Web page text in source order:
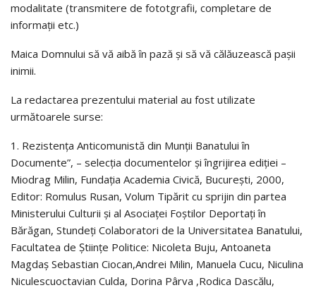
modalitate (transmitere de fototgrafii, completare de
informații etc.)
Maica Domnului să vă aibă în pază și să vă călăuzească pașii
inimii.
La redactarea prezentului material au fost utilizate
următoarele surse:
1. Rezistența Anticomunistă din Munții Banatului în
Documente”, – selecția documentelor și îngrijirea ediției –
Miodrag Milin, Fundația Academia Civică, București, 2000,
Editor: Romulus Rusan, Volum Tipărit cu sprijin din partea
Ministerului Culturii și al Asociaței Foștilor Deportați în
Bărăgan, Stundeți Colaboratori de la Universitatea Banatului,
Facultatea de Științe Politice: Nicoleta Buju, Antoaneta
Magdaș Sebastian Ciocan,Andrei Milin, Manuela Cucu, Niculina
Niculescuoctavian Culda, Dorina Pârva ,Rodica Dascălu,